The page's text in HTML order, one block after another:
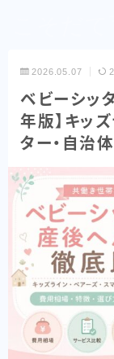
2026.05.07
ベビーシッ
年版】キッ
ター・自治